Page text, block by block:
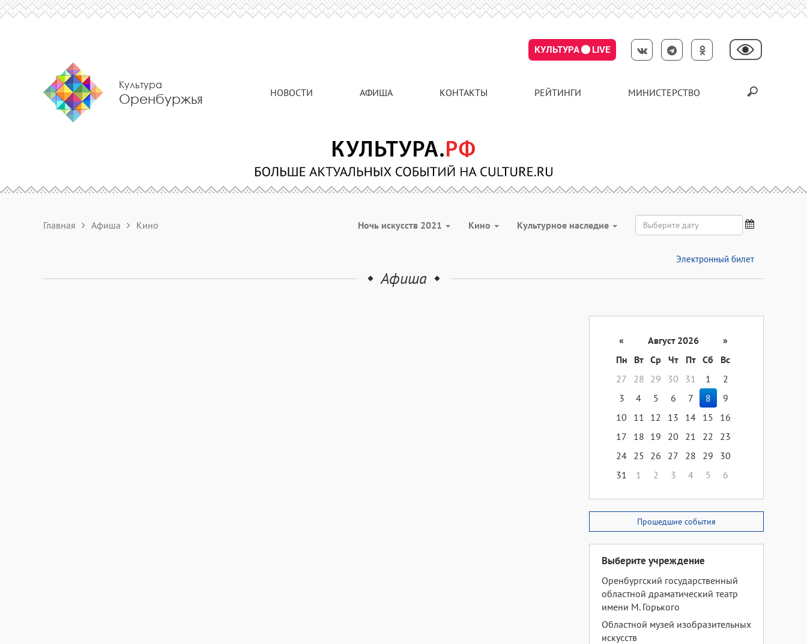
КУЛЬТУРА LIVE
Культура
Оренбуржья НОВОСТИ АФИША КОНТАКТЫ РЕЙТИНГИ МИНИСТЕРСТВО
Главная Афиша Кино Ночь искусств 2021 Кино Культурное наследие
Электронный билет
Афиша
« Август 2026
»
Пн
Вт Ср Чт Пт Сб
Вс
27
28 29 30 31 1
2
3
4 5 6 7 8
9
10
11 12 13 14 15
16
17
18 19 20 21 22
23
24 25 26 27 28 29
30
31
1 2 3 4 5 6
Прошедшие события
Выберите учреждение
Оренбургский государственный
областной драматический театр
имени М. Горького
Областной музей изобразительных
искусств